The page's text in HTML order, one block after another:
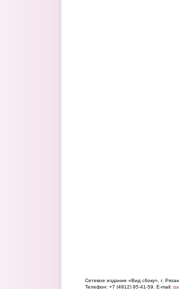
Сетевое издание «Вид сбоку», г.
Телефон: +7 (4912) 95-41-59. E-mail: